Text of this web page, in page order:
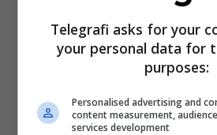
Telegrafi asks for your
your personal data for
purposes:
Personalised advertising and
content measurement,
services development